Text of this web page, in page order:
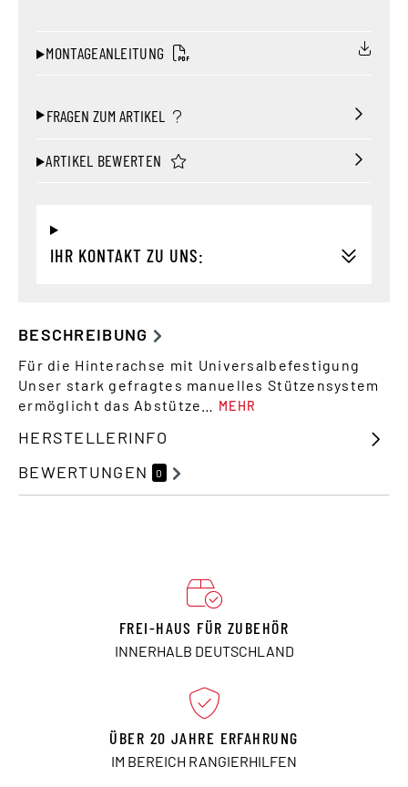
MONTAGEANLEITUNG
FRAGEN ZUM ARTIKEL
ARTIKEL BEWERTEN
IHR KONTAKT ZU UNS:
BESCHREIBUNG
Für die Hinterachse mit Universalbefestigung
Unser stark gefragtes manuelles Stützensystem
ermöglicht das Abstütze…
MEHR
HERSTELLERINFO
BEWERTUNGEN
0
FREI-HAUS FÜR ZUBEHÖR
INNERHALB DEUTSCHLAND
ÜBER 20 JAHRE ERFAHRUNG
IM BEREICH RANGIERHILFEN